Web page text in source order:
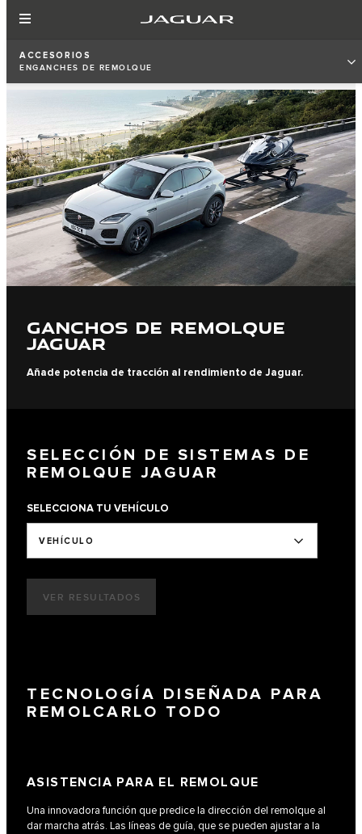
ACCESORIOS
ENGANCHES DE REMOLQUE
GANCHOS DE REMOLQUE
JAGUAR
Añade potencia de tracción al rendimiento de Jaguar.
SELECCIÓN DE SISTEMAS DE
REMOLQUE JAGUAR
SELECCIONA TU VEHÍCULO
VEHÍCULO
VER RESULTADOS
TECNOLOGÍA DISEÑADA PARA
REMOLCARLO TODO
ASISTENCIA PARA EL REMOLQUE
Una innovadora función que predice la dirección del remolque al
dar marcha atrás. Las líneas de guía, que se pueden ajustar a la